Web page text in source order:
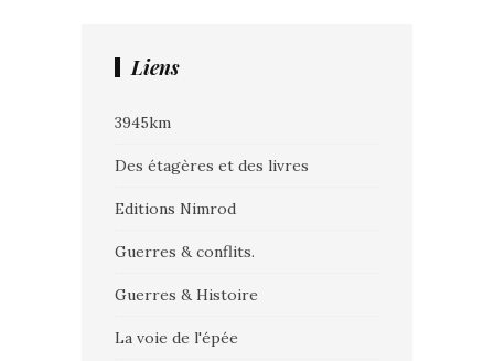
Liens
3945km
Des étagères et des livres
Editions Nimrod
Guerres & conflits.
Guerres & Histoire
La voie de l'épée